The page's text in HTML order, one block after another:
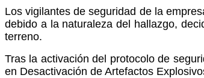
Los vigilantes de seguridad de la
debido a la naturaleza del hallazgo,
terreno.
Tras la activación del protocolo de
en Desactivación de Artefactos